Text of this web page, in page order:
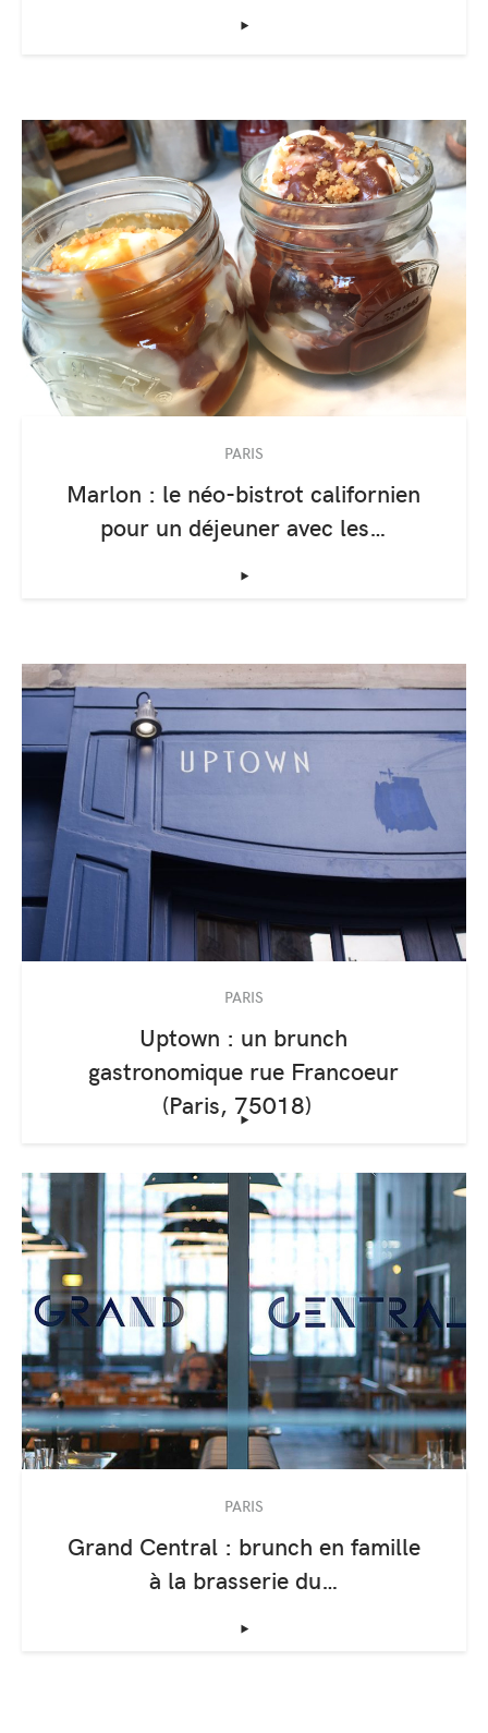
‣
PARIS
Marlon : le néo-bistrot californien
pour un déjeuner avec les…
‣
PARIS
Uptown : un brunch
gastronomique rue Francoeur
(Paris, 75018)
‣
PARIS
Grand Central : brunch en famille
à la brasserie du…
‣